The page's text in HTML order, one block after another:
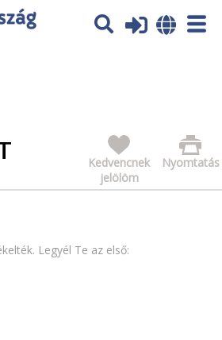
használ. További tájékoztatás itt:
Nyomtatás
Kedvencnek
jelölöm
Legyél Te az első: